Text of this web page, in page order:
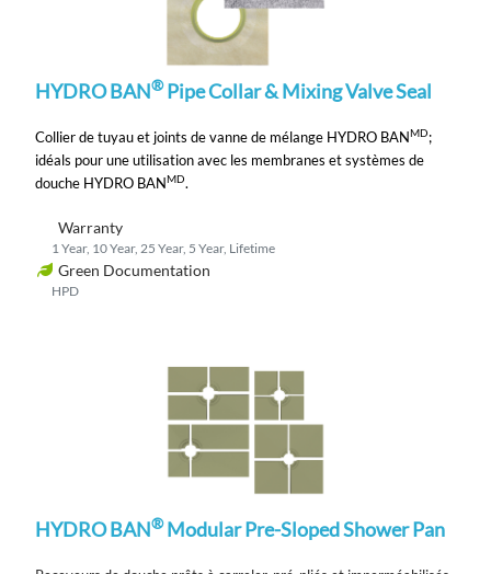
HYDRO BAN®Pipe Collar & Mixing Valve Seal
Collier de tuyau et joints de vanne de mélange HYDRO BANMD;
idéals pour une utilisation avec les membranes et systèmes de
douche HYDRO BANMD.
Warranty
1 Year, 10 Year, 25 Year, 5 Year, Lifetime
Green Documentation
HPD
HYDRO BAN®Modular Pre-Sloped Shower Pan